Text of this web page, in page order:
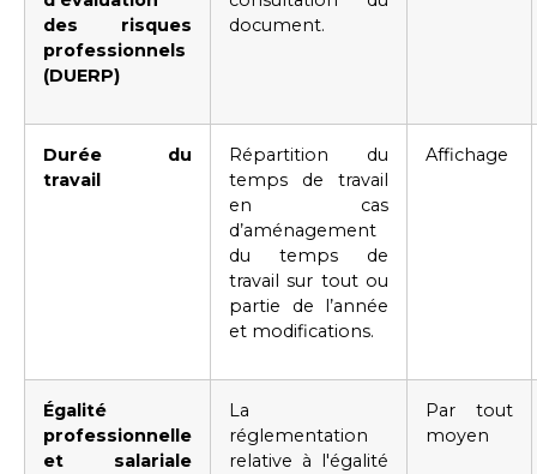
des risques
professionnels
(DUERP)
document.
Durée du
travail
Répartition du
temps de travail
en cas
d’aménagement
du temps de
travail sur tout ou
partie de l’année
et modifications.
Affichage
Égalité
professionnelle
et salariale
La
réglementation
relative à l'égalité
Par tout
moyen